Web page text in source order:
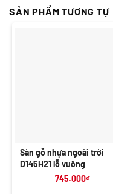
SẢN PHẨM TƯƠNG TỰ
Sàn gỗ nhựa ngoài trời
D145H21 lỗ vuông
745.000₫